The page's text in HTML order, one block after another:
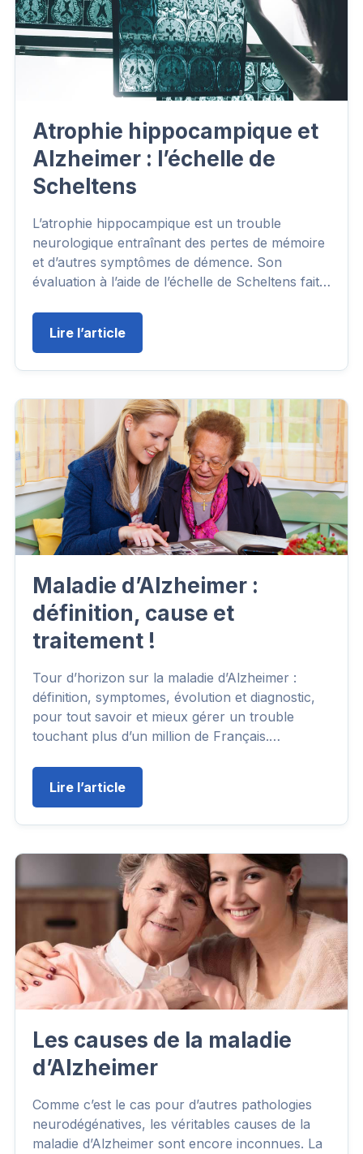
Atrophie hippocampique et
Alzheimer : l’échelle de
Scheltens
L’atrophie hippocampique est un trouble
neurologique entraînant des pertes de mémoire
et d’autres symptômes de démence. Son
évaluation à l’aide de l’échelle de Scheltens fait…
Lire l’article
Maladie d’Alzheimer :
définition, cause et
traitement !
Tour d’horizon sur la maladie d’Alzheimer :
définition, symptomes, évolution et diagnostic,
pour tout savoir et mieux gérer un trouble
touchant plus d’un million de Français.…
Lire l’article
Les causes de la maladie
d’Alzheimer
Comme c’est le cas pour d’autres pathologies
neurodégénatives, les véritables causes de la
maladie d’Alzheimer sont encore inconnues. La